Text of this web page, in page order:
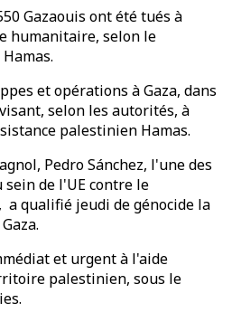
Gazaouis ont été tués à
humanitaire, selon le
et opérations à Gaza, dans
selon les autorités, à
palestinien Hamas.
Pedro Sánchez, l'une des
de l'UE contre le
qualifié jeudi de génocide la
et urgent à l'aide
palestinien, sous le